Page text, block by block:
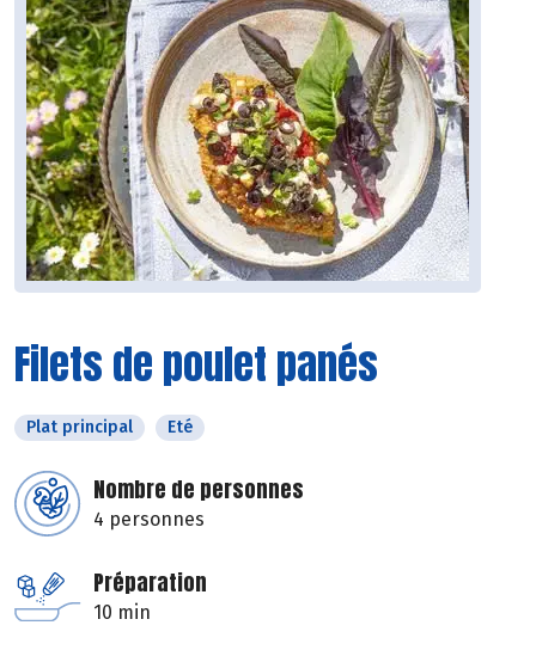
Filets de poulet panés
Plat principal Eté
Nombre de personnes
4 personnes
Préparation
10 min